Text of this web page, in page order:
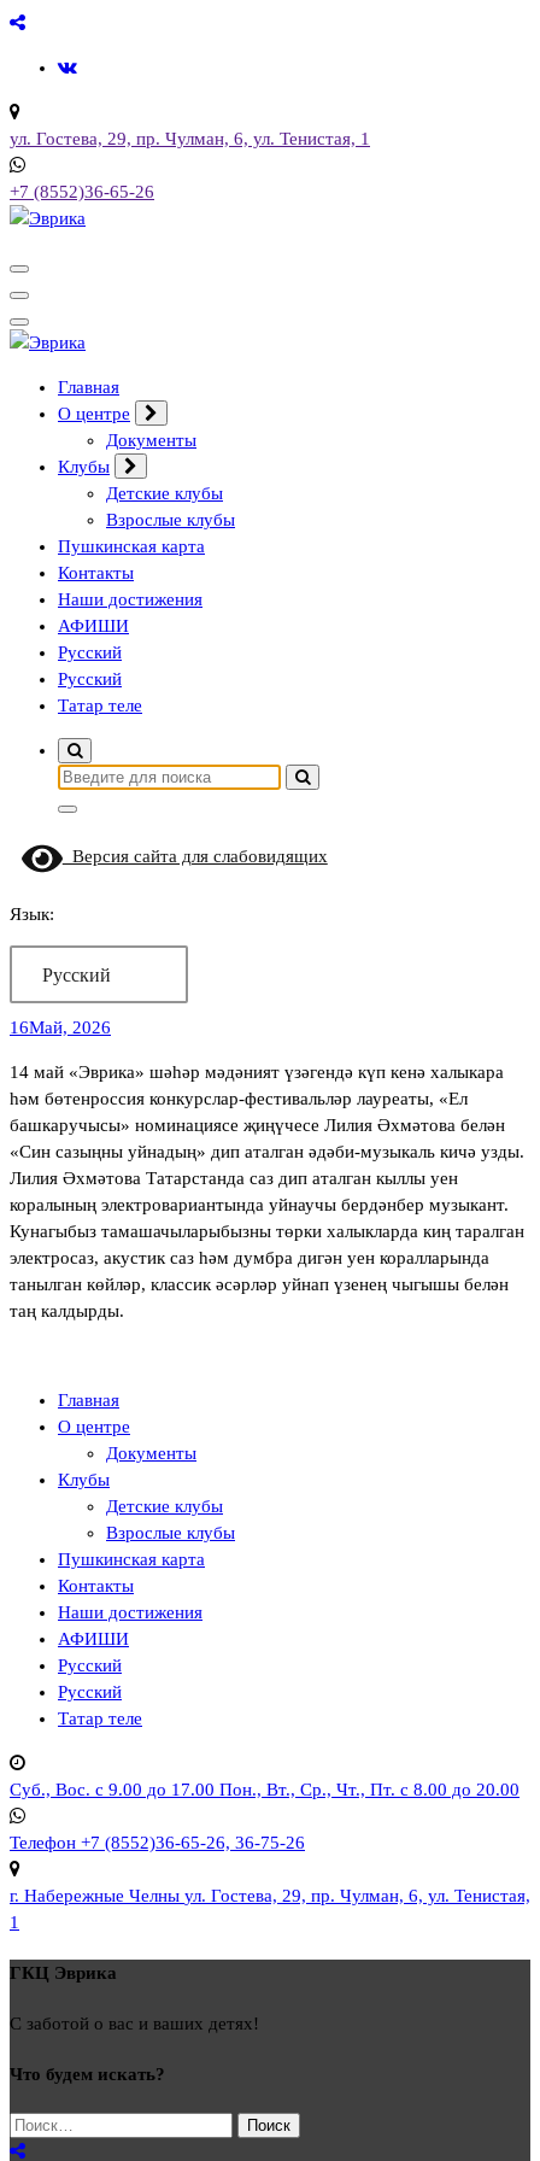
Перейти
содержимому
ул. Гостева, 29, пр. Чулман, 6, ул. Тенистая, 1
+7 (8552)36-65-26
Городской культурный центр, г. Набережные Челны
Городской культурный центр, г. Набережные Челны
Главная
О центре
Документы
Клубы
Детские клубы
Взрослые клубы
Пушкинская карта
Контакты
Наши достижения
АФИШИ
Русский
Русский
Татар теле
Найти:
Версия сайта для слабовидящих
Язык:
Русский
16Май, 2026
14 май «Эврика» шәһәр мәдәният үзәгендә күп кенә халыкара
һәм бөтенроссия конкурслар-фестивальләр лауреаты, «Ел
башкаручысы» номинациясе җиңүчесе Лилия Әхмәтова белән
«Син сазыңны уйнадың» дип аталган әдәби-музыкаль кичә узды.
Лилия Әхмәтова Татарстанда саз дип аталган кыллы уен
коралының электровариантында уйнаучы бердәнбер музыкант.
Кунагыбыз тамашачыларыбызны төрки халыкларда киң таралган
электросаз, акустик саз һәм думбра дигән уен коралларында
танылган көйләр, классик әсәрләр уйнап үзенең чыгышы белән
таң калдырды.
Главная
О центре
Документы
Клубы
Детские клубы
Взрослые клубы
Пушкинская карта
Контакты
Наши достижения
АФИШИ
Русский
Русский
Татар теле
Суб., Вос. с 9.00 до 17.00 Пон., Вт., Ср., Чт., Пт. с 8.00 до 20.00
Телефон +7 (8552)36-65-26, 36-75-26
г. Набережные Челны ул. Гостева, 29, пр. Чулман, 6, ул. Тенистая,
1
ГКЦ Эврика
С заботой о вас и ваших детях!
Что будем искать?
Найти: